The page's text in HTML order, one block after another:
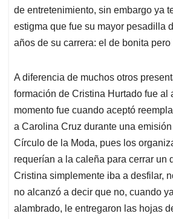
de entretenimiento, sin embargo ya
estigma que fue su mayor pesadilla
años de su carrera: el de bonita pero
A diferencia de muchos otros
formación de Cristina Hurtado fue al
momento fue cuando aceptó
a Carolina Cruz durante una
Círculo de la Moda, pues los
requerían a la caleña para cerrar un
Cristina simplemente iba a desfilar,
no alcanzó a decir que no, cuando
alambrado, le entregaron las hojas